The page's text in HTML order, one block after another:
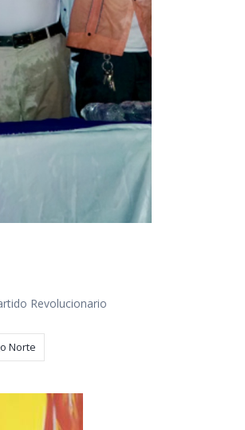
Revolucionario
Norte